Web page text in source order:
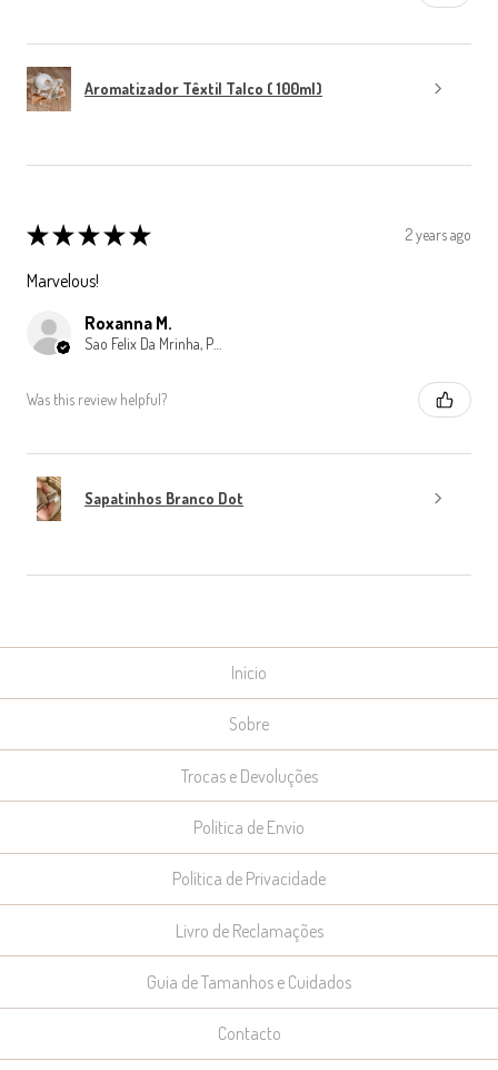
Aromatizador Têxtil Talco ( 100ml)
★★★★★ 2 years ago
Marvelous!
Roxanna M.
Was this review helpful?
Sapatinhos Branco Dot
Início
Sobre
Trocas e Devoluções
Política de Envio
Política de Privacidade
Livro de Reclamações
Guia de Tamanhos e Cuidados
Contacto